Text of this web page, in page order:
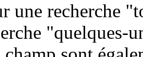
une recherche
"quelques-